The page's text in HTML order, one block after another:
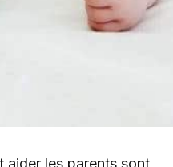
aider les parents sont